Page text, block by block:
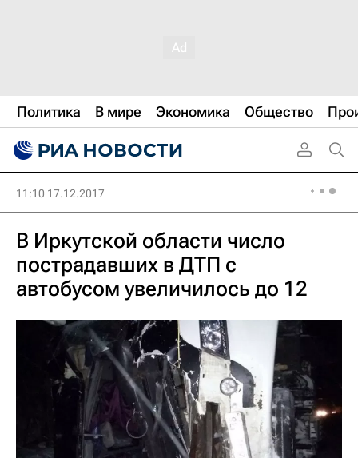
Политика В мире Экономика Общество
11:10 17.12.2017
В Иркутской области число
пострадавших в ДТП с
автобусом увеличилось до 12